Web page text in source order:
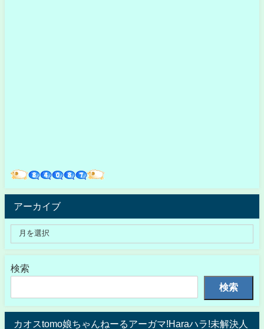
アーカイブ
検索
検索
カオスtomo娘ちゃんねーるアーガマ!Haraハラ!未解決人